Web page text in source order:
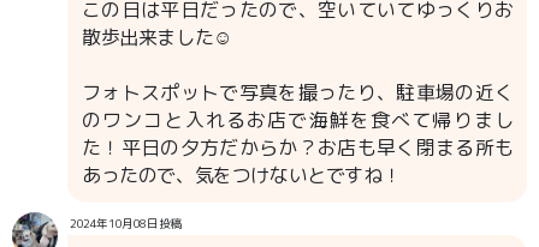
この日は平日だったので、空いていてゆっくりお
散歩出来ました☺️
フォトスポットで写真を撮ったり、駐車場の近く
のワンコと入れるお店で海鮮を食べて帰りまし
た！平日の夕方だからか？お店も早く閉まる所も
あったので、気をつけないとですね！
2024年10月08日投稿